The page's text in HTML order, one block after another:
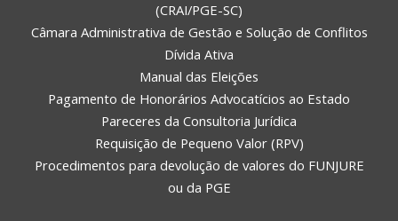
(CRAI/PGE-SC)
Câmara Administrativa de Gestão e Solução de Conflitos
Dívida Ativa
Manual das Eleições
Pagamento de Honorários Advocatícios ao Estado
Pareceres da Consultoria Jurídica
Requisição de Pequeno Valor (RPV)
Procedimentos para devolução de valores do FUNJURE
ou da PGE